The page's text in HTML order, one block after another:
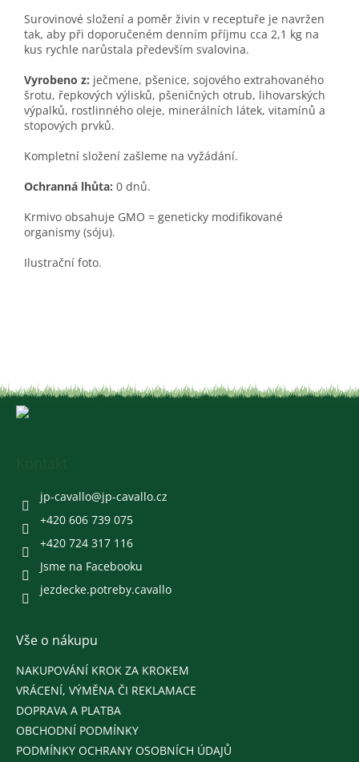
Surovinové složení a poměr živin v receptuře je navržen
tak, aby při doporučeném denním příjmu cca 2,1 kg na
kus rychle narůstala především svalovina.
Vyrobeno z: ječmene, pšenice, sojového extrahovaného
šrotu, řepkových výlisků, pšeničných otrub, lihovarských
výpalků, rostlinného oleje, minerálních látek, vitamínů a
stopových prvků.
Kompletní složení zašleme na vyžádání.
Ochranná lhůta: 0 dnů.
Krmivo obsahuje GMO = geneticky modifikované
organismy (sóju).
Ilustrační foto.
jp-cavallo@jp-cavallo.cz
+420 606 739 075
+420 724 317 116
Jsme na Facebooku
jezdecke.potreby.cavallo
Vše o nákupu
NAKUPOVÁNÍ KROK ZA KROKEM
VRÁCENÍ, VÝMĚNA ČI REKLAMACE
DOPRAVA A PLATBA
OBCHODNÍ PODMÍNKY
PODMÍNKY OCHRANY OSOBNÍCH ÚDAJŮ